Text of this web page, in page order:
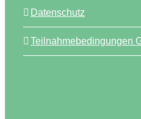
Datenschutz
Teilnahmebedingungen